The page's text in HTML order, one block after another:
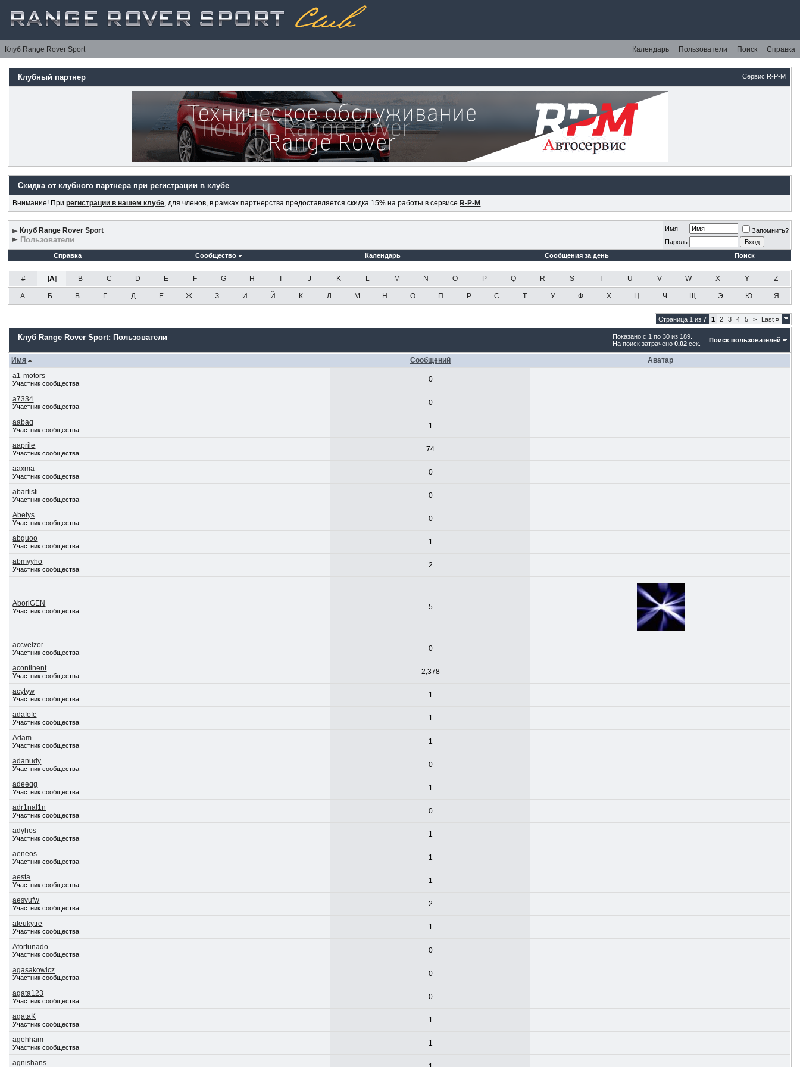
Клуб Range Rover Sport Календарь Пользователи Поиск Справка
Сервис R-P-M
Клубный партнер
Скидка от клубного партнера при регистрации в клубе
Внимание! Прирегистрации в нашем клубе, для членов, в рамках партнерства предоставляется скидка 15% на работы в сервисе R-P-M .
Клуб Range Rover Sport
Пользователи
Имя
Запомнить?
Пароль
Справка
Сообщество Календарь Сообщения за день Поиск
# [A] B C D E F G H J K L M N O P Q R S T U V W X Y Z
А Б В Г Д Е Ж З И Й К Л М Н О П Р С Т У Ф Х Ц Ч Щ Э Ю Я
Страница 1 из 7 1 2 3 4 5 > Last»
Показано с 1 по 30 из 189.
На поиск затрачено0.02 сек.
Клуб Range Rover Sport: Пользователи Поиск пользователей
Имя Сообщений
Аватар
a1-motors
Участник сообщества 0
a7334
Участник сообщества 0
aabaq
Участник сообщества 1
aaprile
Участник сообщества 74
aaxma
Участник сообщества 0
abartisti
Участник сообщества 0
Abelys
Участник сообщества 0
abguoo
Участник сообщества 1
abmyyho
Участник сообщества 2
AboriGEN
Участник сообщества 5
accvelzor
Участник сообщества 0
acontinent
Участник сообщества 2,378
acytyw
Участник сообщества 1
adafofc
Участник сообщества 1
Adam
Участник сообщества 1
adanudy
Участник сообщества 0
adeeqg
Участник сообщества 1
adr1nal1n
Участник сообщества 0
adyhos
Участник сообщества 1
aeneos
Участник сообщества 1
aesta
Участник сообщества 1
aesvufw
Участник сообщества 2
afeukytre
Участник сообщества 1
Afortunado
Участник сообщества 0
agasakowicz
Участник сообщества 0
agata123
Участник сообщества 0
agataK
Участник сообщества 1
agehham
Участник сообщества 1
agnishans